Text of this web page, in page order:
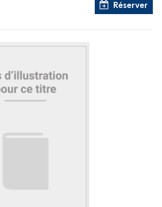
Réserver